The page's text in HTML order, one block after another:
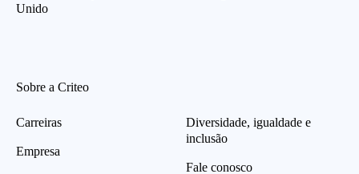
Unido
Sobre a Criteo
Carreiras
Empresa
Diversidade, igualdade e
inclusão
Fale conosco